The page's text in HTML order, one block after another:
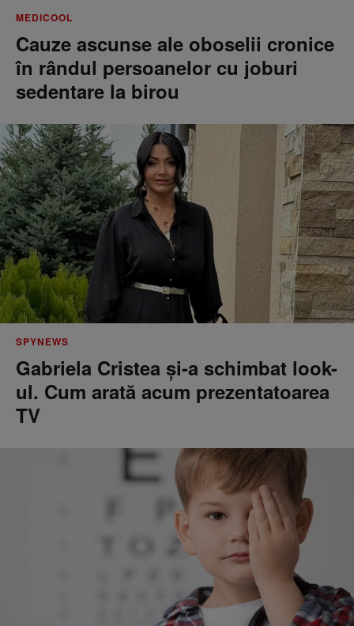
MEDICOOL
Cauze ascunse ale oboselii cronice
în rândul persoanelor cu joburi
sedentare la birou
SPYNEWS
Gabriela Cristea și-a schimbat look-
ul. Cum arată acum prezentatoarea
TV